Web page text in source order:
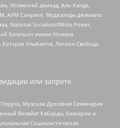
Исламский джихад, Аль-Каида,
АУМ Синрике, Муджахеды джамаата
National Socialism/White Power,
батальон имени Номана
Улыбается, Легион Свобода
или запрете
Мужская Духовная Семинария
Вилайат Кабарды, Балкарии и
Социалистическая